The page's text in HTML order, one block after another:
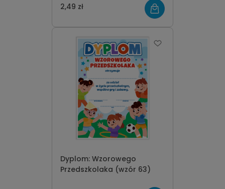
2,49 zł
Dyplom: Wzorowego
Przedszkolaka (wzór 63)